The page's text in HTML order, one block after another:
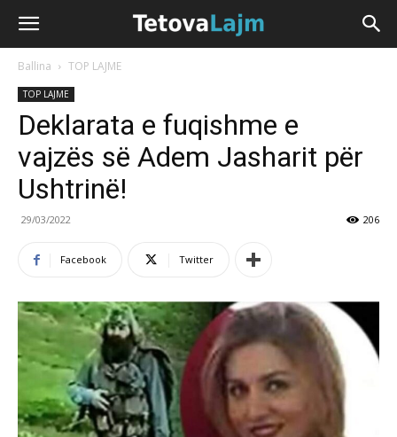
Ballina TOP LAJME
TOP LAJME
Deklarata e fuqishme e
vajzës së Adem Jasharit për
Ushtrinë!
29/03/2022 206
Facebook Twitter